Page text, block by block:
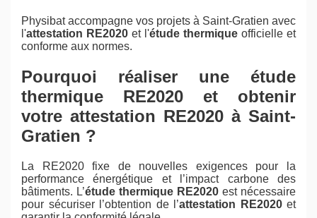
Physibat accompagne vos projets à Saint-Gratien avec
l'attestation RE2020 et l'étude thermique officielle et
conforme aux normes.
Pourquoi réaliser une étude
thermique RE2020 et obtenir
votre attestation RE2020 à Saint-
Gratien ?
La RE2020 fixe de nouvelles exigences pour la
performance énergétique et l’impact carbone des
bâtiments. L’étude thermique RE2020 est nécessaire
pour sécuriser l’obtention de l’attestation RE2020et